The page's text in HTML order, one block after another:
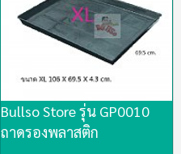
Bullso Store รุ่น GP0010
ถาดรองพลาสติก